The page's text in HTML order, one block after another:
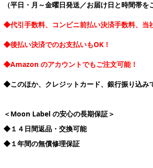
（平日・月～金曜日発送／お届け日と時間帯を
◆代引手数料、コンビニ前払い決済手数料、当
◆後払い決済でのお支払いもOK！
◆Amazon のアカウントでもご注文可能！
◆このほか、クレジットカード、銀行振り込み
＜Moon Label の安心の長期保証＞
◆１４日間返品・交換可能
◆１年間の無償修理保証